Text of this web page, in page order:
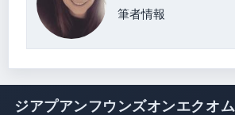
筆者情報
ジアプアンフウンズオンエクオム